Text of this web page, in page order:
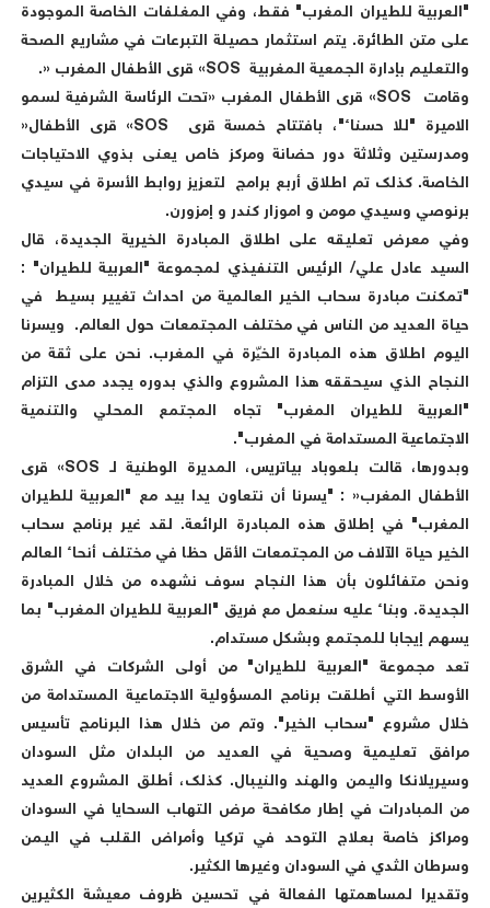
"العربية للطيران المغرب" فقط، وفي المغلفات الخاصة الموجودة
على متن الطائرة. يتم استثمار حصيلة التبرعات في مشاريع الصحة
والتعليم بإدارة الجمعية المغربية SOS» قرى الأطفال المغرب «
.
وقامت SOS» قرى الأطفال المغرب «تحت الرئاسة الشرفية لسمو
الاميرة "للا حسناء"، بافتتاح خمسة قرى SOS» قرى الأطفال«
ومدرستين وثلاثة دور حضانة ومركز خاص يعنى بذوي الاحتياجات
الخاصة. كذلك تم اطلاق أربع برامج لتعزيز روابط الأسرة في سيدي
برنوصي وسيدي مومن و اموزار كندر و إمزورن.
وفي معرض تعليقه على اطلاق المبادرة الخيرية الجديدة، قال
السيد عادل علي/ الرئيس التنفيذي لمجموعة "العربية للطيران" :
"تمكنت مبادرة سحاب الخير العالمية من احداث تغيير بسيط في
حياة العديد من الناس في مختلف المجتمعات حول العالم. ويسرنا
اليوم اطلاق هذه المبادرة الخيّرة في المغرب. نحن على ثقة من
النجاح الذي سيحققه هذا المشروع والذي بدوره يجدد مدى التزام
"العربية للطيران المغرب" تجاه المجتمع المحلي والتنمية
الاجتماعية المستدامة في المغرب".
وبدورها، قالت بلعوباد بياتريس، المديرة الوطنية لـ SOS» قرى
الأطفال المغرب« : "يسرنا أن نتعاون يدا بيد مع "العربية للطيران
المغرب" في إطلاق هذه المبادرة الرائعة. لقد غير برنامج سحاب
الخير حياة الآلاف من المجتمعات الأقل حظا في مختلف أنحاء العالم
ونحن متفائلون بأن هذا النجاح سوف نشهده من خلال المبادرة
الجديدة. وبناء عليه سنعمل مع فريق "العربية للطيران المغرب" بما
يسهم إيجابا للمجتمع وبشكل مستدام.
تعد مجموعة "العربية للطيران" من أولى الشركات في الشرق
الأوسط التي أطلقت برنامج المسؤولية الاجتماعية المستدامة من
خلال مشروع "سحاب الخير". وتم من خلال هذا البرنامج تأسيس
مرافق تعليمية وصحية في العديد من البلدان مثل السودان
وسيريلانكا واليمن والهند والنيبال. كذلك، أطلق المشروع العديد
من المبادرات في إطار مكافحة مرض التهاب السحايا في السودان
ومراكز خاصة بعلاج التوحد في تركيا وأمراض القلب في اليمن
وسرطان الثدي في السودان وغيرها الكثير.
وتقديرا لمساهمتها الفعالة في تحسين ظروف معيشة الكثيرين